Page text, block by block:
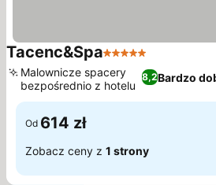
Tacenc&Spa5 Kategoria
8,2Bardzo
Malownicze spacery
bezpośrednio z hotelu
Od 614 zł
Zobacz ceny z 1 strony